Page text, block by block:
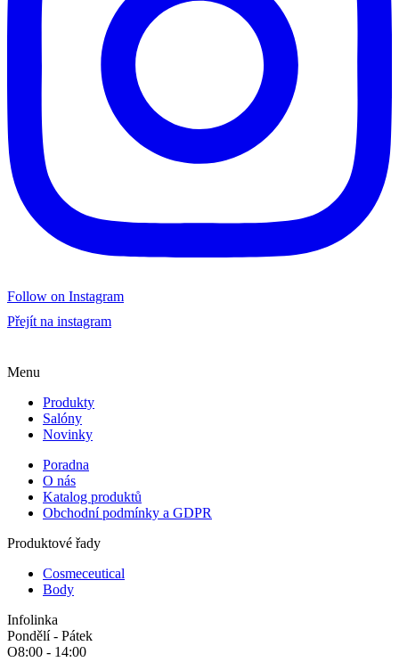
Follow on Instagram
Přejít na instagram
Menu
Produkty
Salóny
Novinky
Poradna
O nás
Katalog produktů
Obchodní podmínky a GDPR
Produktové řady
Cosmeceutical
Body
Infolinka
Pondělí - Pátek
O8:00 - 14:00